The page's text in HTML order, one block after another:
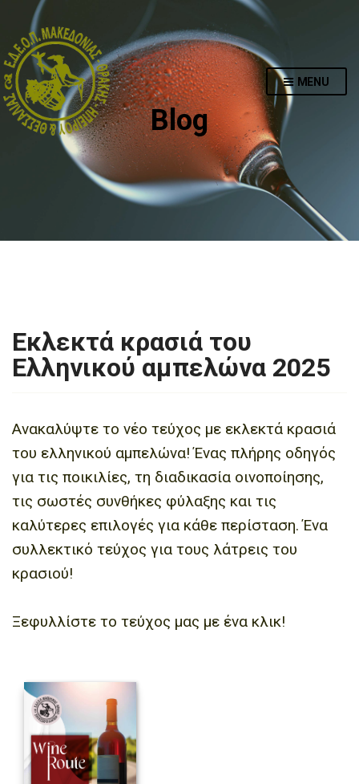
MENU
Blog
Εκλεκτά κρασιά του
Ελληνικού αμπελώνα 2025
Ανακαλύψτε το νέο τεύχος με εκλεκτά κρασιά
του ελληνικού αμπελώνα! Ένας πλήρης οδηγός
για τις ποικιλίες, τη διαδικασία οινοποίησης,
τις σωστές συνθήκες φύλαξης και τις
καλύτερες επιλογές για κάθε περίσταση. Ένα
συλλεκτικό τεύχος για τους λάτρεις του
κρασιού!
Ξεφυλλίστε το τεύχος μας με ένα κλικ!